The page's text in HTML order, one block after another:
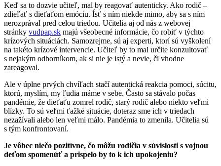
Keď sa to dozvie učiteľ, mal by reagovať autenticky. Ako rodič –
zdieľať s dieťaťom emóciu. Ísť s ním niekde mimo, aby sa s ním
nerozprával pred celou triedou. Učitelia aj od nás z webovej
stránky vudpap.sk majú všeobecné informácie, čo robiť v týchto
krízových situáciách. Samozrejme, sú aj experti, ktorí sú vyškolení
na takéto krízové intervencie. Učiteľ by to mal určite konzultovať
s nejakým odborníkom, ak si nie je istý a nevie, či vhodne
zareagoval.
Ale v úplne prvých chvíľach stačí autentická reakcia pomoci, súcitu,
ktorú, myslím, my ľudia máme v sebe. Často sa stávalo počas
pandémie, že dieťaťu zomrel rodič, starý rodič alebo niekto veľmi
blízky. To sú veľmi ťažké situácie, doteraz sme ich v triedach
nezažívali alebo len veľmi málo. Pandémia to zmenila. Učitelia sú
s tým konfrontovaní.
Je vôbec niečo pozitívne, čo môžu rodičia v súvislosti s vojnou
deťom spomenúť a prispelo by to k ich upokojeniu?